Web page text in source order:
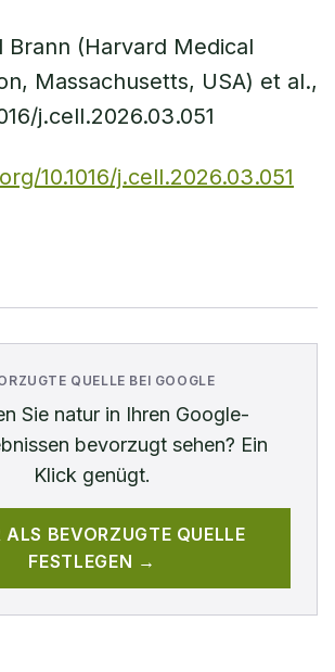
Brann (Harvard Medical
Massachusetts, USA) et al.,
j.cell.2026.03.051
10.1016/j.cell.2026.03.051
QUELLE BEI GOOGLE
Sie naturin Ihren Google-
bevorzugt sehen? Ein
Klick genügt.
ALS BEVORZUGTE QUELLE
FESTLEGEN →